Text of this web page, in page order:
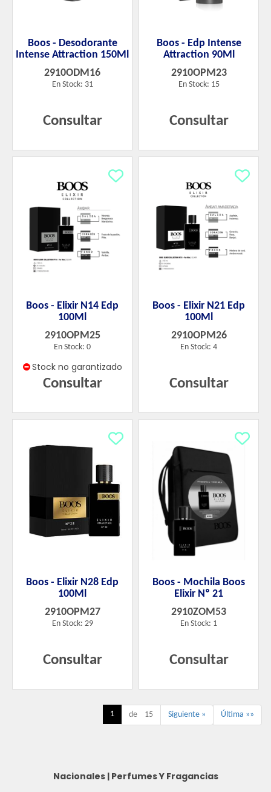
Boos - Desodorante
Intense Attraction 150Ml
2910ODM16
En Stock: 31
Consultar
Boos - Edp Intense
Attraction 90Ml
2910OPM23
En Stock: 15
Consultar
Boos - Elixir N14 Edp
100Ml
2910OPM25
En Stock: 0
Stock no garantizado
Consultar
Boos - Elixir N21 Edp
100Ml
2910OPM26
En Stock: 4
Consultar
Boos - Elixir N28 Edp
100Ml
2910OPM27
En Stock: 29
Consultar
Boos - Mochila Boos
Elixir Nº 21
2910ZOM53
En Stock: 1
Consultar
1 de 15 Siguiente » Última »»
Nacionales| Perfumes Y Fragancias